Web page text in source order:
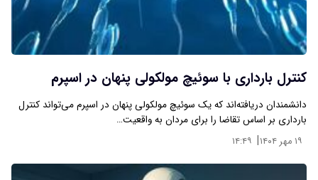
کنترل بارداری با سوئیچ مولکولی پنهان در اسپرم
دانشمندان دریافته‌اند که یک سوئیچ مولکولی پنهان در اسپرم می‌تواند کنترل
بارداری بر اساس تقاضا را برای مردان به واقعیت…
۱۹ مهر ۱۴۰۴ | ۱۴:۴۹